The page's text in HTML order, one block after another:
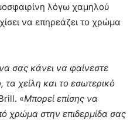
λόγω χαμηλού
να επηρεάζει το χρώμα
σας κάνει να φαίνεστε
χείλη και το εσωτερικό
«Μπορεί επίσης να
χρώμα στην επιδερμίδα σας